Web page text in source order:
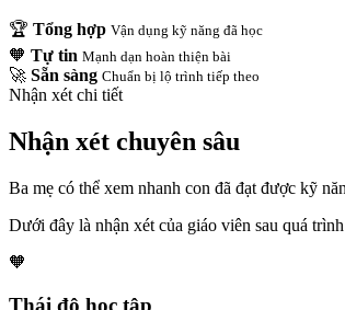
🏆 Tổng hợp Vận dụng kỹ năng đã học
🧡 Tự tin Mạnh dạn hoàn thiện bài
🚀 Sẵn sàng Chuẩn bị lộ trình tiếp theo
Nhận xét chi tiết
Nhận xét chuyên sâu
Ba mẹ có thể xem nhanh con đã đạt được kỹ
Dưới đây là nhận xét của giáo viên sau quá
🧡
Thái độ học tập